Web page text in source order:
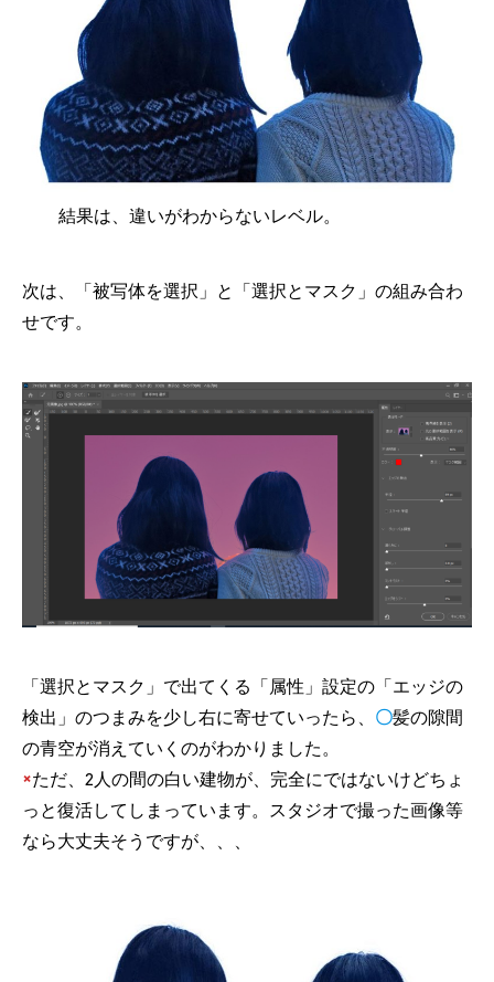
結果は、違いがわからないレベル。
次は、「被写体を選択」と「選択とマスク」の組み合わ
せです。
「選択とマスク」で出てくる「属性」設定の「エッジの
検出」のつまみを少し右に寄せていったら、 〇髪の隙間
の青空が消えていくのがわかりました。
×ただ、2人の間の白い建物が、完全にではないけどちょ
っと復活してしまっています。スタジオで撮った画像等
なら大丈夫そうですが、、、